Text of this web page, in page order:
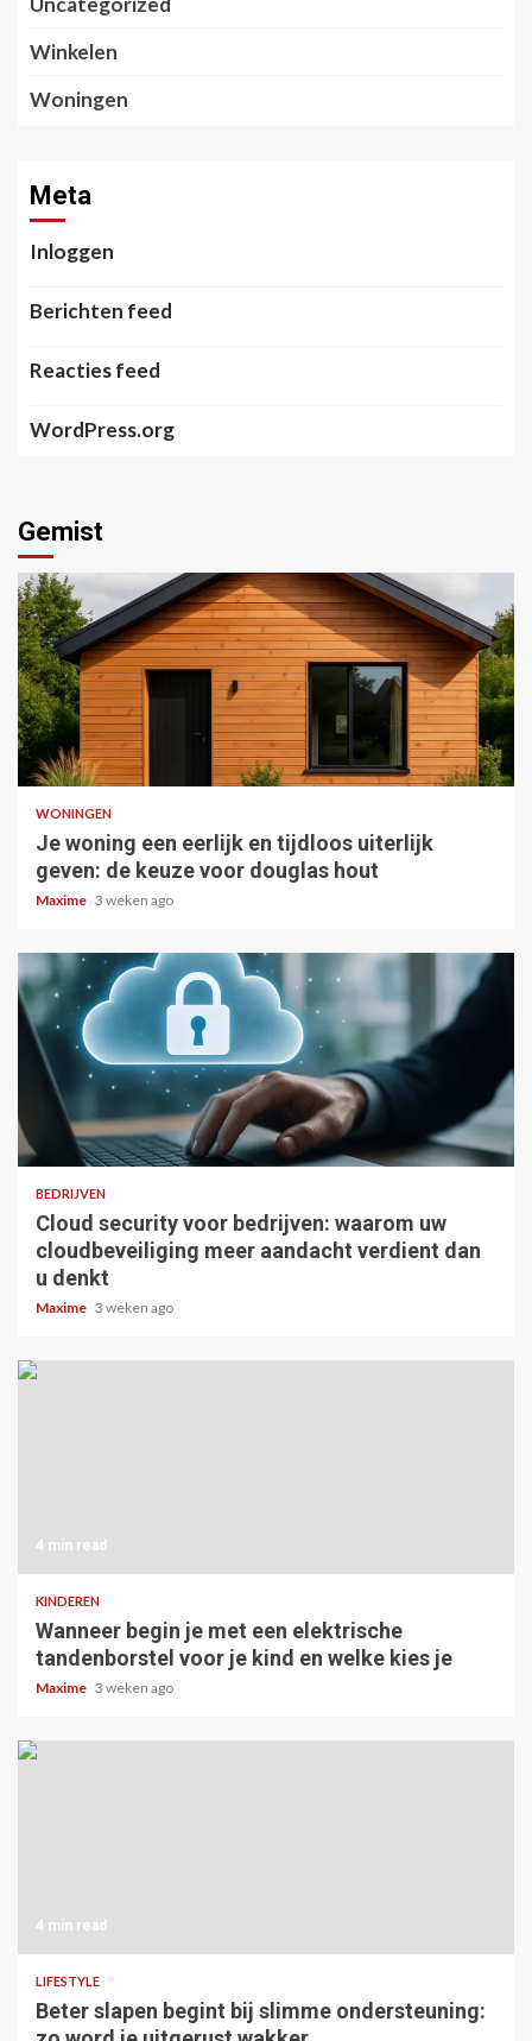
Winkelen
Woningen
Meta
Inloggen
Berichten feed
Reacties feed
WordPress.org
Gemist
5 min read
WONINGEN
Je woning een eerlijk en tijdloos uiterlijk
geven: de keuze voor douglas hout
Maxime 3 weken ago
4 min read
BEDRIJVEN
Cloud security voor bedrijven: waarom uw
cloudbeveiliging meer aandacht verdient dan
u denkt
Maxime 3 weken ago
4 min read
KINDEREN
Wanneer begin je met een elektrische
tandenborstel voor je kind en welke kies je
Maxime 3 weken ago
4 min read
LIFESTYLE
Beter slapen begint bij slimme ondersteuning: